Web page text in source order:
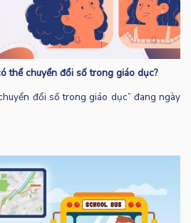
thể chuyển đổi số trong giáo dục?
đổi số trong giáo dục” đang ngày